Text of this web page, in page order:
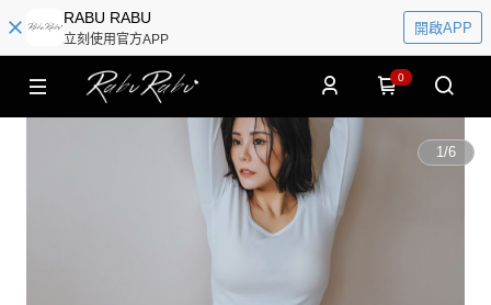
RABU RABU
立刻使用官方APP
開啟APP
0
1/6